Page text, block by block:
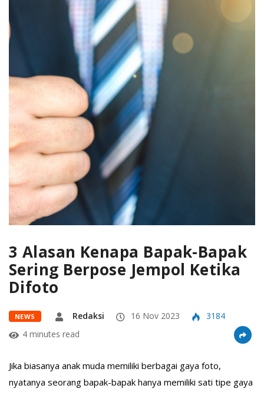
3 Alasan Kenapa Bapak-Bapak
Sering Berpose Jempol Ketika
Difoto
NEWS Redaksi 16 Nov 2023
3184
4 minutes read
Jika biasanya anak muda memiliki berbagai gaya foto,
nyatanya seorang bapak-bapak hanya memiliki sati tipe gaya